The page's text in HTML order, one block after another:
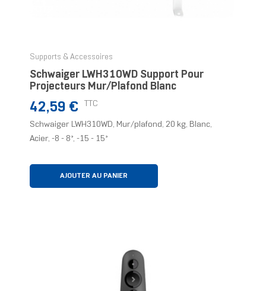
Supports & Accessoires
Schwaiger LWH310WD Support Pour
Projecteurs Mur/plafond Blanc
Prix
42,59 € TTC
Schwaiger LWH310WD, Mur/plafond, 20 kg, Blanc,
Acier, -8 - 8°, -15 - 15°
AJOUTER AU PANIER